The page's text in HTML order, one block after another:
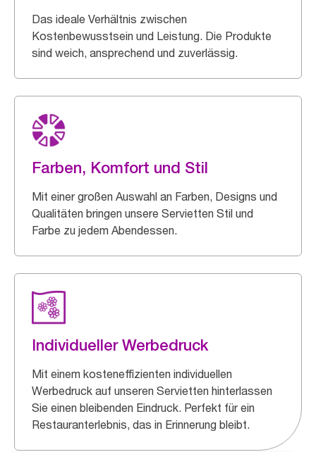
Das ideale Verhältnis zwischen
Kostenbewusstsein und Leistung. Die Produkte
sind weich, ansprechend und zuverlässig.
Farben, Komfort und Stil
Mit einer großen Auswahl an Farben, Designs und
Qualitäten bringen unsere Servietten Stil und
Farbe zu jedem Abendessen.
Individueller Werbedruck
Mit einem kosteneffizienten individuellen
Werbedruck auf unseren Servietten hinterlassen
Sie einen bleibenden Eindruck. Perfekt für ein
Restauranterlebnis, das in Erinnerung bleibt.